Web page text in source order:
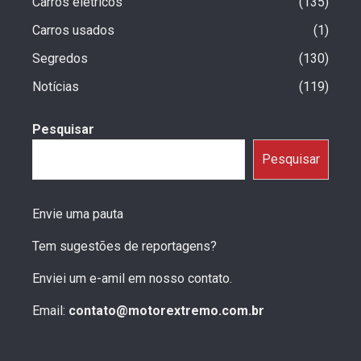
Carros usados
1
Segredos
130
Notícias
119
Pesquisar
Pesquisar
Envie uma pauta
Tem sugestões de reportagens?
Enviei um e-amil em nosso contato.
Email: contato@motorextremo.com.br